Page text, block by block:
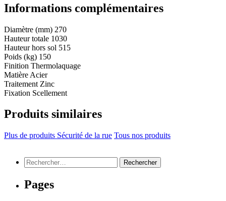
Informations complémentaires
Diamètre (mm) 270
Hauteur totale 1030
Hauteur hors sol 515
Poids (kg) 150
Finition Thermolaquage
Matière Acier
Traitement Zinc
Fixation Scellement
Produits similaires
Plus de produits Sécurité de la rue Tous nos produits
Rechercher :
Pages